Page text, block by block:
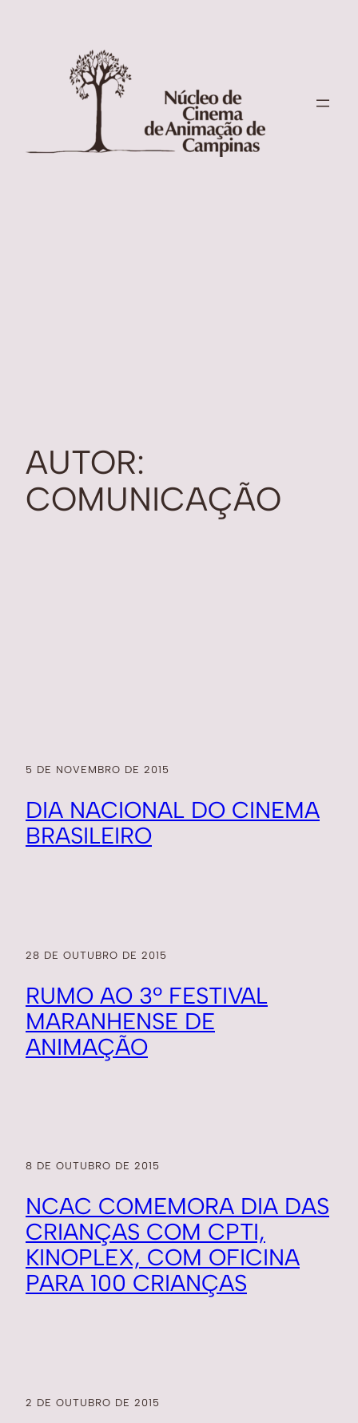
AUTOR:
COMUNICAÇÃO
5 DE NOVEMBRO DE 2015
DIA NACIONAL DO CINEMA
BRASILEIRO
28 DE OUTUBRO DE 2015
RUMO AO 3º FESTIVAL
MARANHENSE DE
ANIMAÇÃO
8 DE OUTUBRO DE 2015
NCAC COMEMORA DIA DAS
CRIANÇAS COM CPTI,
KINOPLEX, COM OFICINA
PARA 100 CRIANÇAS
2 DE OUTUBRO DE 2015